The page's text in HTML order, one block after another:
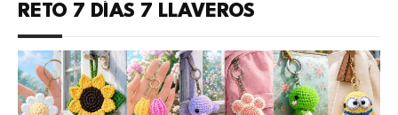
RETO 7 DÍAS 7 LLAVEROS